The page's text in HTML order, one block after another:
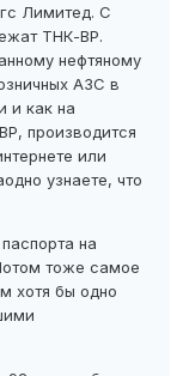
Лимитед. С
ТНК-ВР.
нефтяному
АЗС в
и как на
производится
или
узнаете, что
на
тоже самое
хотя бы одно